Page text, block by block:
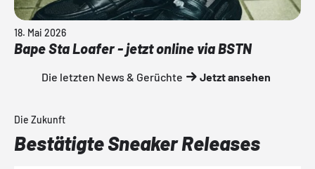
18. Mai 2026
Bape Sta Loafer - jetzt online via BSTN
Die letzten News & Gerüchte Jetzt ansehen
Die Zukunft
Bestätigte Sneaker Releases